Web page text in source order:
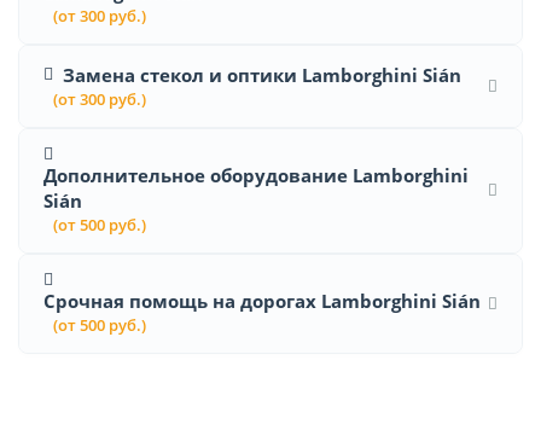
(от 300 руб.)
Замена стекол и оптики Lamborghini Sián
(от 300 руб.)
Дополнительное оборудование Lamborghini
Sián
(от 500 руб.)
Срочная помощь на дорогах Lamborghini Sián
(от 500 руб.)